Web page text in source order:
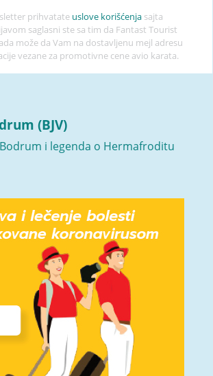
prihvatate uslove korišćenjasajta
saglasni ste sa tim da Fantast Tourist
može da Vam na dostavljenu mejl adresu
vezane za promotivne cene avio karata.
(BJV)
i legenda o Hermafroditu